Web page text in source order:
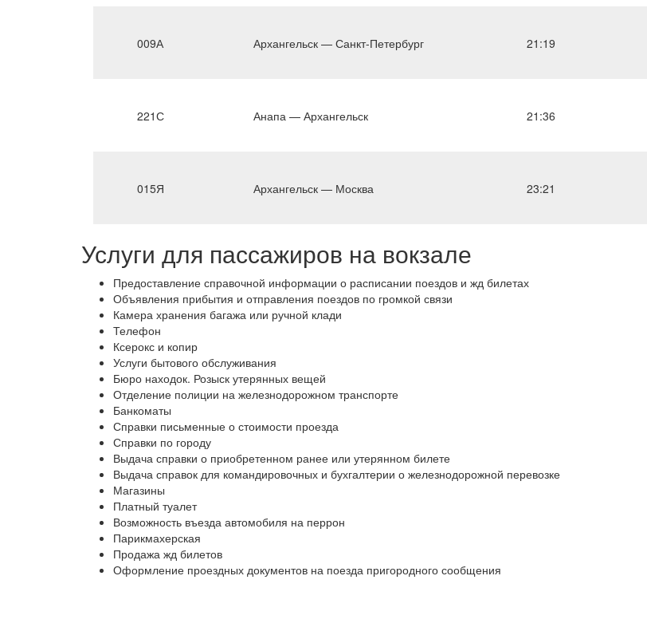
009А Архангельск — Санкт-Петербург 21:19
221С Анапа — Архангельск 21:36
015Я Архангельск — Москва 23:21
Услуги для пассажиров на вокзале
Предоставление справочной информации о расписании поездов и жд билетах
Объявления прибытия и отправления поездов по громкой связи
Камера хранения багажа или ручной клади
Телефон
Ксерокс и копир
Услуги бытового обслуживания
Бюро находок. Розыск утерянных вещей
Отделение полиции на железнодорожном транспорте
Банкоматы
Справки письменные о стоимости проезда
Справки по городу
Выдача справки о приобретенном ранее или утерянном билете
Выдача справок для командировочных и бухгалтерии о железнодорожной перевозке
Магазины
Платный туалет
Возможность въезда автомобиля на перрон
Парикмахерская
Продажа жд билетов
Оформление проездных документов на поезда пригородного сообщения